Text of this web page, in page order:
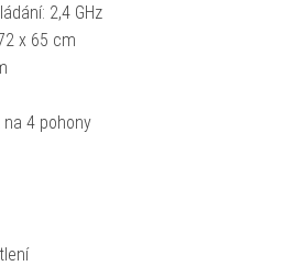
2,4 GHz
x 65 cm
4 pohony